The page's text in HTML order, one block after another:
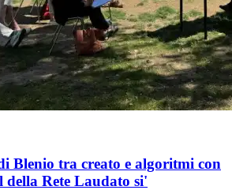
Blenio tra creato e algoritmi con
della Rete Laudato si'